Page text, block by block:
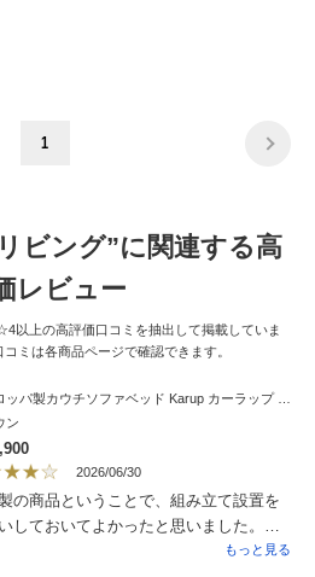
1
ビング”に関連する高
レビュー
以上の高評価口コミを抽出して掲載していま
ミは各商品ページで確認できます。
ン
2026/06/30
の商品ということで、組み立て設置を
しておいてよかったと思いました。ま
驚いたのは、箱を開けた途端に出てきた
もっと見る